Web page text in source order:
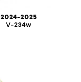
2024-2025
V-234w